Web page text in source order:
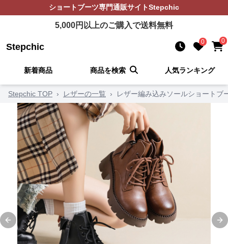
ショートブーツ専門通販サイトStepchic
5,000円以上のご購入で送料無料
Stepchic 0 0
新着商品 商品を検索 人気ランキング
Stepchic TOP › レザーの一覧 › レザー編み込みソールショートブ
Previous slide